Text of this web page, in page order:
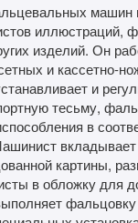
машин
иллюстраций,
изделий. Он
и кассетно-
и
тесьму,
в
вкладывает
картины,
в обложку для